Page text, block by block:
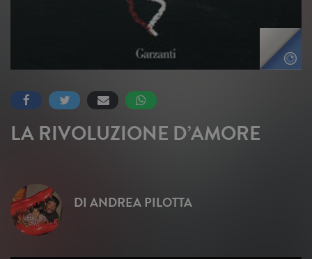
LA RIVOLUZIONE D’AMORE
DI ANDREA PILOTTA